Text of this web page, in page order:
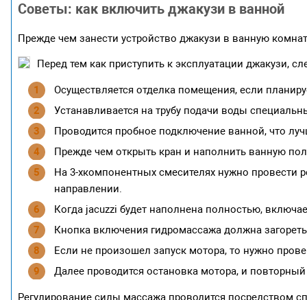
Советы: как включить джакузи в ванной
Прежде чем занести устройство джакузи в ванную
Перед тем как приступить к эксплуатации джакузи,
Осуществляется отделка помещения, если
Устанавливается на трубу подачи воды
Проводится пробное подключение ванной, что
Прежде чем открыть кран и наполнить ванную
На 3-хкомпонентных смесителях нужно провести
направлении.
Когда jacuzzi будет наполнена полностью,
Кнопка включения гидромассажа должна
Если не произошел запуск мотора, то нужно
Далее проводится остановка мотора, и повторный
Регулирование силы массажа проводится посредством